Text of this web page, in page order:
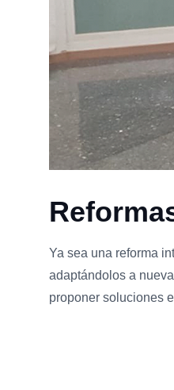
Ya sea una reforma
adaptándolos a
proponer soluciones